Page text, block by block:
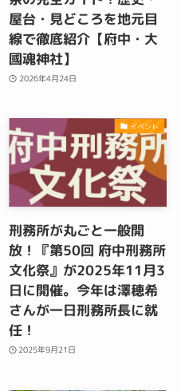
屋台・見どころを地元目
線で徹底紹介【府中・大
國魂神社】
2026年4月24日
イベント
刑務所が丸ごと一般開
放！『第50回 府中刑務所
文化祭』が2025年11月3
日に開催。今年は澤穂希
さんが一日刑務所長に就
任！
2025年9月21日